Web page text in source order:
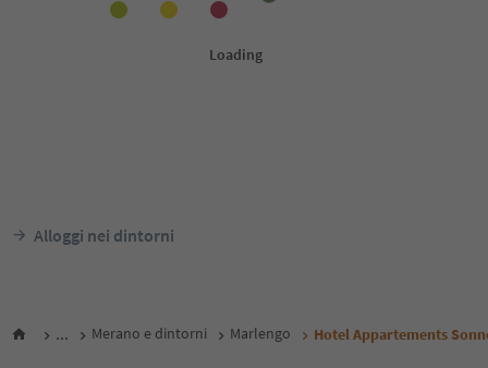
Alloggi nei dintorni
... Merano e dintorni Marlengo Hotel Appartements